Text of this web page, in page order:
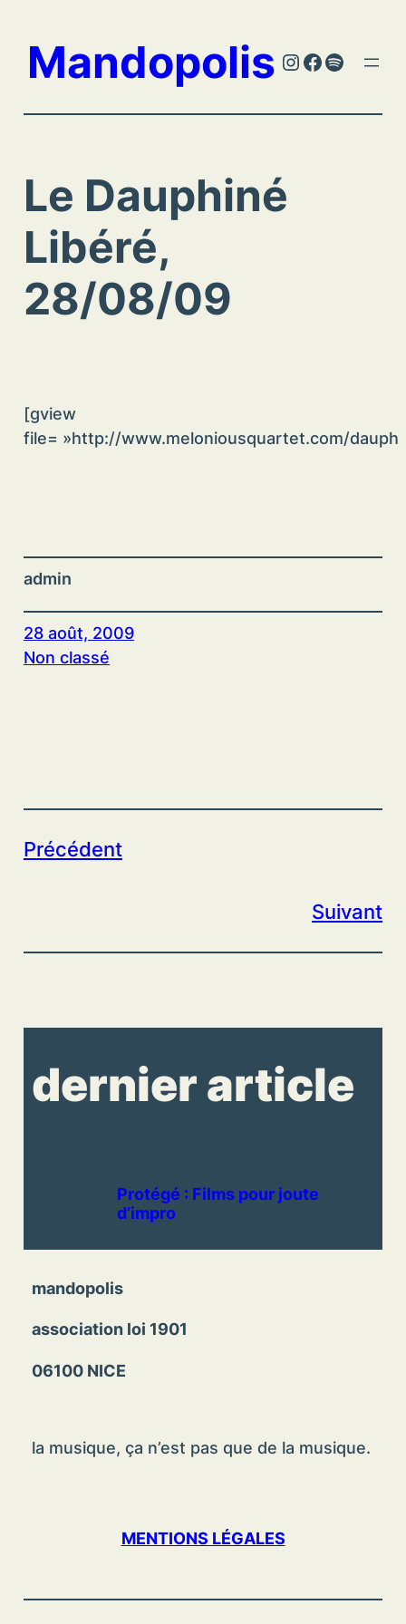
contenu
Mandopolis Instagram
Facebook
Spotify
Le Dauphiné
Libéré,
28/08/09
[gview
file= »http://www.meloniousquartet.com/
admin
28 août, 2009
Non classé
Précédent
Suivant
dernier article
Protégé : Films pour joute
d’impro
mandopolis
association loi 1901
06100 NICE
la musique, ça n’est pas que de la musique.
MENTIONS LÉGALES